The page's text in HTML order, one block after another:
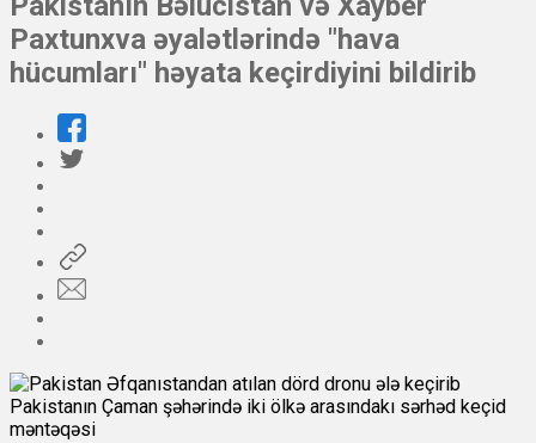
Paxtunxva əyalətlərində "hava
hücumları" həyata keçirdiyini bildirib
Pakistanın Çaman şəhərində iki ölkə arasındakı sərhəd keçid
məntəqəsi